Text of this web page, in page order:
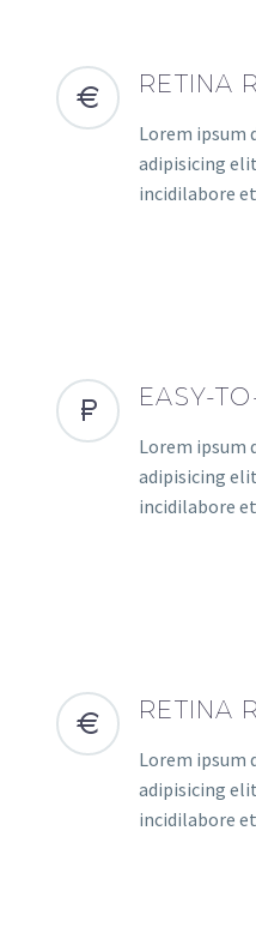
RETINA
Lorem ipsum
adipisicing
incidilabore
EASY-
Lorem ipsum
adipisicing
incidilabore
RETINA
Lorem ipsum
adipisicing
incidilabore